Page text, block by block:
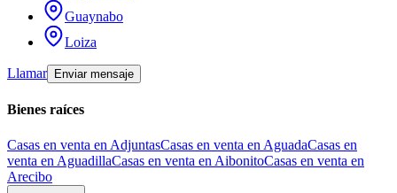
Guaynabo
Loiza
Llamar Enviar mensaje
Bienes raíces
Casas en venta en AdjuntasCasas en venta en AguadaCasas en
venta en AguadillaCasas en venta en AibonitoCasas en venta en
Arecibo